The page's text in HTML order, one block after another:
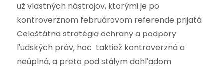
už vlastných nástrojov, ktorými je po
kontroverznom februárovom referende prijatá
Celoštátna stratégia ochrany a podpory
ľudských práv, hoc taktiež kontroverzná a
neúplná, a preto pod stálym dohľadom